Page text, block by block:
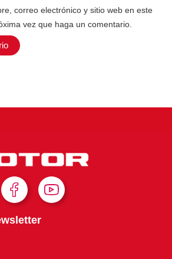
correo electrónico y sitio web en este
vez que haga un comentario.
F
a
c
e
Y
o